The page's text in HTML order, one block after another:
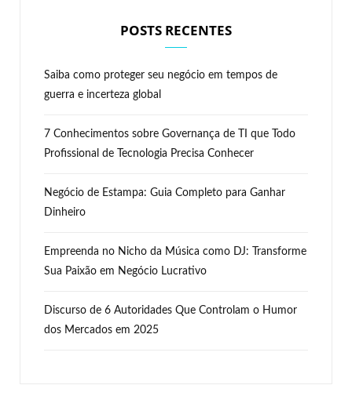
POSTS RECENTES
Saiba como proteger seu negócio em tempos de
guerra e incerteza global
7 Conhecimentos sobre Governança de TI que Todo
Profissional de Tecnologia Precisa Conhecer
Negócio de Estampa: Guia Completo para Ganhar
Dinheiro
Empreenda no Nicho da Música como DJ: Transforme
Sua Paixão em Negócio Lucrativo
Discurso de 6 Autoridades Que Controlam o Humor
dos Mercados em 2025